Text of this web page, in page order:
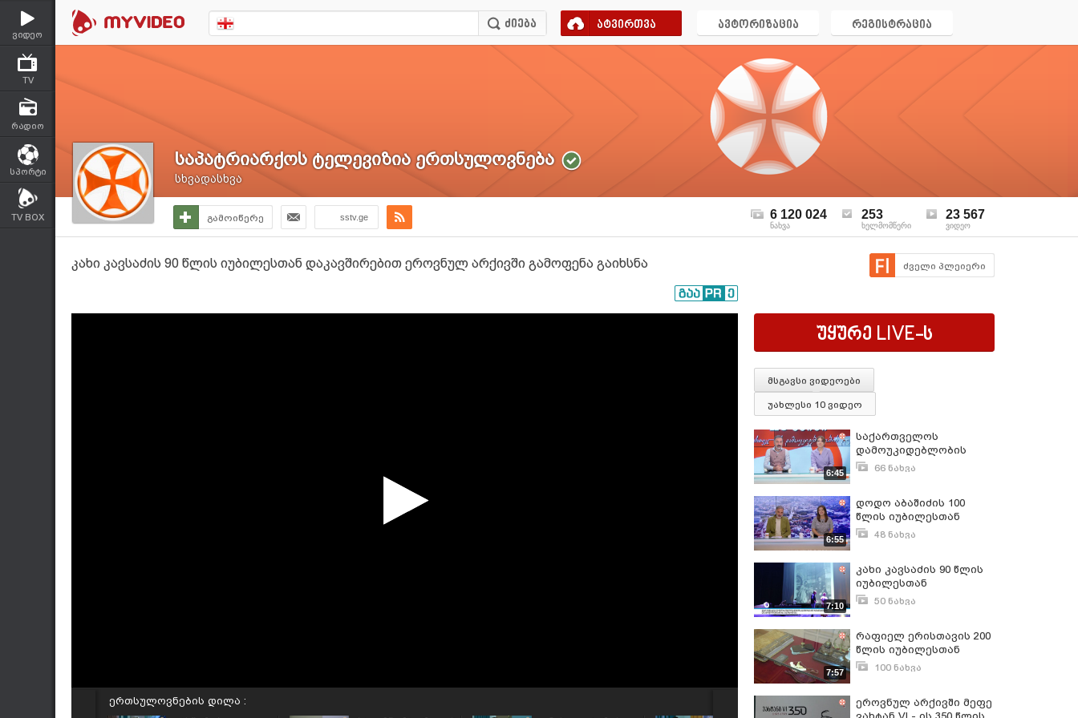
ვიდეო
TV
რადიო
სპორტი
TV BOX
ატვირთვა ავტორიზაცია რეგისტრაცია
საპატრიარქოს ტელევიზია ერთსულოვნება
სხვადასხვა
გამოიწერე sstv.ge 6 120 024
ნახვა
253
ხელმომწერი
23 567
ვიდეო
კახი კავსაძის 90 წლის იუბილესთან დაკავშირებით ეროვნულ არქივში გამოფენა გაიხსნა ძველი პლეიერი
ერთსულოვნების დილა :
უყურე LIVE-ს
მსგავსი ვიდეოები
უახლესი 10 ვიდეო
6:45
საქართველოს
დამოუკიდებლობის
გამოცხადებიდან 105
ეროვნულ არქივში
გამოფენა გაიხსნა
66 ნახვა
6:55
დოდო აბაშიძის 100
წლის იუბილესთან
დაკავშირებით
48 ნახვა
7:10
კახი კავსაძის 90 წლის
იუბილესთან
დაკავშირებით
გაიმართება
50 ნახვა
7:57
რაფიელ ერისთავის 200
წლის იუბილესთან
დაკავშირებით
100 ნახვა
ეროვნულ არქივში მეფე